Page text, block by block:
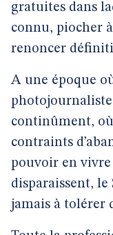
gratuites dans
connu, piocher
renoncer
A une époque
continûment,
contraints
pouvoir en vivre
disparaissent, le
jamais à tolérer